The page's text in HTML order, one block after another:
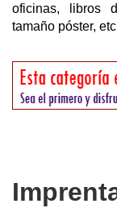
oficinas, libros
tamaño póster,